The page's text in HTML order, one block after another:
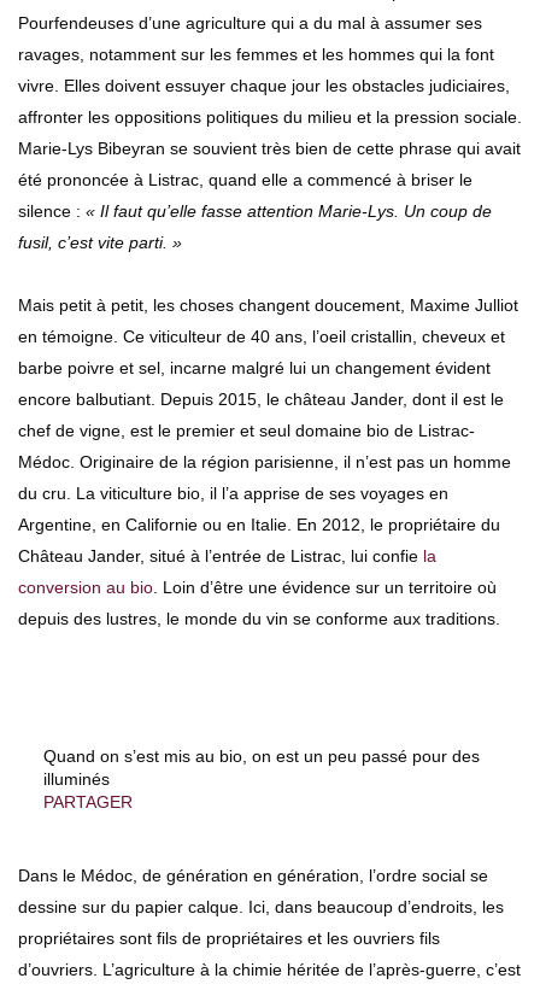
Pourfendeuses d’une agriculture qui a du mal à assumer ses
ravages, notamment sur les femmes et les hommes qui la font
vivre. Elles doivent essuyer chaque jour les obstacles judiciaires,
affronter les oppositions politiques du milieu et la pression sociale.
Marie-Lys Bibeyran se souvient très bien de cette phrase qui avait
été prononcée à Listrac, quand elle a commencé à briser le
silence : « Il faut qu’elle fasse attention Marie-Lys. Un coup de
fusil, c’est vite parti. »
Mais petit à petit, les choses changent doucement, Maxime Julliot
en témoigne. Ce viticulteur de 40 ans, l’oeil cristallin, cheveux et
barbe poivre et sel, incarne malgré lui un changement évident
encore balbutiant. Depuis 2015, le château Jander, dont il est le
chef de vigne, est le premier et seul domaine bio de Listrac-
Médoc. Originaire de la région parisienne, il n’est pas un homme
du cru. La viticulture bio, il l’a apprise de ses voyages en
Argentine, en Californie ou en Italie. En 2012, le propriétaire du
Château Jander, situé à l’entrée de Listrac, lui confie la
conversion au bio . Loin d’être une évidence sur un territoire où
depuis des lustres, le monde du vin se conforme aux traditions.
Quand on s’est mis au bio, on est un peu passé pour des
illuminés
PARTAGER
Dans le Médoc, de génération en génération, l’ordre social se
dessine sur du papier calque. Ici, dans beaucoup d’endroits, les
propriétaires sont fils de propriétaires et les ouvriers fils
d’ouvriers. L’agriculture à la chimie héritée de l’après-guerre, c’est